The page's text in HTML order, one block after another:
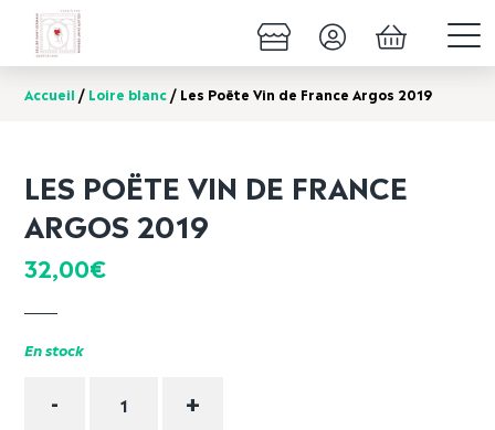
Accueil / Loire blanc / Les Poëte Vin de France Argos 2019
LES POËTE VIN DE FRANCE
ARGOS 2019
32,00€
En stock
- +